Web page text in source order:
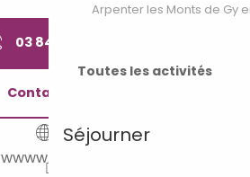
Arpenter les Monts de Gy
Toutes les activités
Séjourner
03 84 65 69
Contactez-nous
wwww.gray.fr